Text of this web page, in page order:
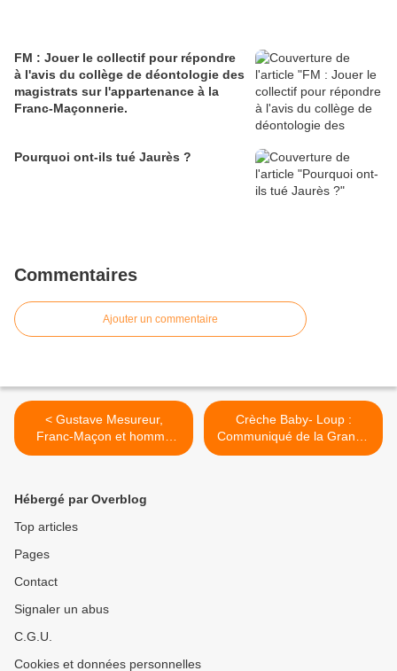
FM : Jouer le collectif pour répondre
à l'avis du collège de déontologie des
magistrats sur l'appartenance à la
Franc-Maçonnerie.
Pourquoi ont-ils tué Jaurès ?
Commentaires
Ajouter un commentaire
< Gustave Mesureur,
Franc-Maçon et homme
politique exemplaire.
Crèche Baby- Loup :
Communiqué de la Grande
Loge Féminine de France >
Hébergé par Overblog
Top articles
Pages
Contact
Signaler un abus
C.G.U.
Cookies et données personnelles